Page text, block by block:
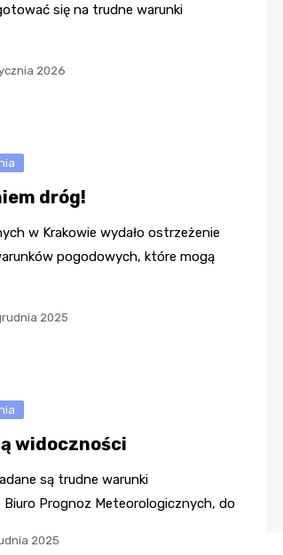
się na trudne warunki
2026
dróg!
w Krakowie wydało ostrzeżenie
pogodowych, które mogą
2025
widoczności
są trudne warunki
Prognoz Meteorologicznych, do
2025